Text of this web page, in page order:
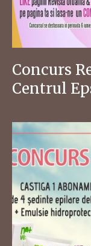
Concurs
Centrul